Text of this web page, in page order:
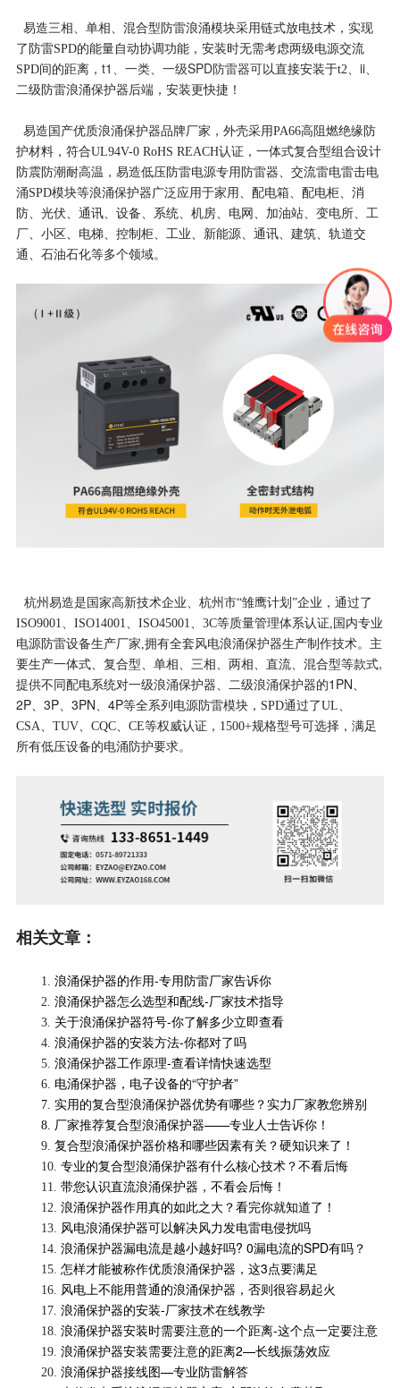
易造三相、单相、混合型防雷浪涌模块采用链式放电技术，实现
了防雷SPD的能量自动协调功能，安装时无需考虑两级电源交流
SPD间的距离， t1、一类、 一级SPD防雷器可以直接安装于t2、 ii、
二级防雷浪涌保护器后端，安装更快捷！
易造国产优质浪涌保护器品牌厂家，外壳采用PA66高阻燃绝缘防
护材料，符合UL94V-0 RoHS REACH认证，一体式复合型组合设计
防震防潮耐高温，易造低压防雷电源专用防雷器、交流雷电雷击电
涌SPD模块等浪涌保护器广泛应用于家用、配电箱、配电柜、消
防、光伏、通讯、设备、系统、机房、电网、加油站、变电所、工
厂、小区、电梯、控制柜、工业、新能源、通讯、建筑、轨道交
通、石油石化等多个领域。
杭州易造是国家高新技术企业、杭州市“雏鹰计划”企业，通过了
ISO9001、ISO14001、ISO45001、3C等质量管理体系认证,国内专业
电源防雷设备生产厂家,拥有全套风电浪涌保护器生产制作技术。主
要生产一体式、复合型、单相、三相、两相、直流、混合型等款式,
提供不同配电系统对一级浪涌保护器、二级浪涌保护器的1PN、
2P、3P、3PN、4P等全系列电源防雷模块，SPD通过了UL、
CSA、TUV、CQC、CE等权威认证，1500+规格型号可选择，满足
所有低压设备的电涌防护要求。
相关文章：
1. 浪涌保护器的作用-专用防雷厂家告诉你
2. 浪涌保护器怎么选型和配线-厂家技术指导
3. 关于浪涌保护器符号-你了解多少立即查看
4. 浪涌保护器的安装方法-你都对了吗
5. 浪涌保护器工作原理-查看详情快速选型
6. 电涌保护器，电子设备的“守护者”
7. 实用的复合型浪涌保护器优势有哪些？实力厂家教您辨别
8. 厂家推荐复合型浪涌保护器——专业人士告诉你！
9. 复合型浪涌保护器价格和哪些因素有关？硬知识来了！
10. 专业的复合型浪涌保护器有什么核心技术？不看后悔
11. 带您认识直流浪涌保护器，不看会后悔！
12. 浪涌保护器作用真的如此之大？看完你就知道了！
13. 风电浪涌保护器可以解决风力发电雷电侵扰吗
14. 浪涌保护器漏电流是越小越好吗? 0漏电流的SPD有吗？
15. 怎样才能被称作优质浪涌保护器，这3点要满足
16. 风电上不能用普通的浪涌保护器，否则很容易起火
17. 浪涌保护器的安装-厂家技术在线教学
18. 浪涌保护器安装时需要注意的一个距离-这个点一定要注意
19. 浪涌保护器安装需要注意的距离2—长线振荡效应
20. 浪涌保护器接线图—专业防雷解答